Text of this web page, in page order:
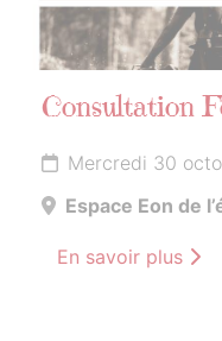
Consultation
Mercredi 30
Espace Eon de
En savoir plus